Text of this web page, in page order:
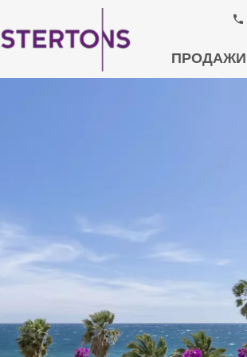
ПРОДАЖИ